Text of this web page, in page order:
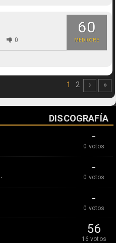
60
MEDIOCRE
0
1 2 › »
DISCOGRAFÍA
-
0 votos
-
0 votos
-
0 votos
56
16 votos